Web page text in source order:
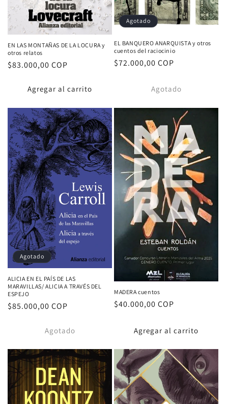
EN LAS MONTAÑAS DE LA LOCURA y
otros relatos
Proveedor:
Precio
$83.000,00 COP
Agregar al carrito
Agotado
EL BANQUERO ANARQUISTA y otros
cuentos del raciocinio
Proveedor:
Precio
$72.000,00 COP
Agotado
Agotado
ALICIA EN EL PAÍS DE LAS
MARAVILLAS/ ALICIA A TRAVÉS DEL
ESPEJO
Proveedor:
Precio
$85.000,00 COP
Agotado
MADERA cuentos
Proveedor:
Precio
$40.000,00 COP
Agregar al carrito